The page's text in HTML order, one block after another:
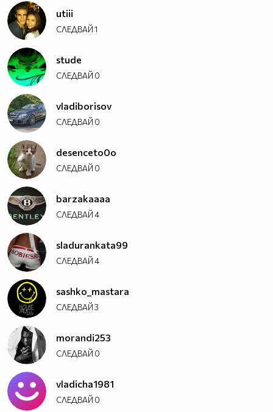
utiii
СЛЕДВАЙ1
stude
СЛЕДВАЙ 0
vladiborisov
СЛЕДВАЙ 0
desenceto0o
СЛЕДВАЙ 0
barzakaaaa
СЛЕДВАЙ4
sladurankata99
СЛЕДВАЙ4
sashko_mastara
СЛЕДВАЙ3
morandi253
СЛЕДВАЙ 0
vladicha1981
СЛЕДВАЙ 0